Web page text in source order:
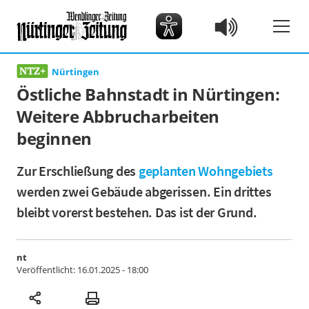
Nürtingen
Östliche Bahnstadt in Nürtingen:
Weitere Abbrucharbeiten
beginnen
Zur Erschließung des geplanten Wohngebiets
werden zwei Gebäude abgerissen. Ein drittes
bleibt vorerst bestehen. Das ist der Grund.
nt
Veröffentlicht: 16.01.2025 - 18:00